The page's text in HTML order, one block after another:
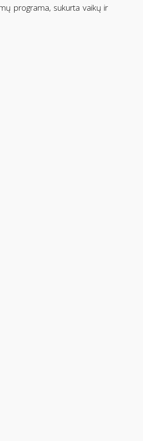
programa, sukurta vaikų ir